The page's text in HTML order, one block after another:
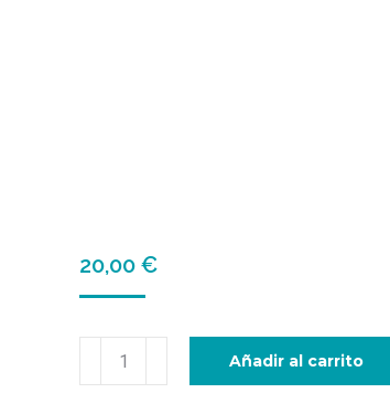
20,00 €
Tarjeta
de
Añadir al carrito